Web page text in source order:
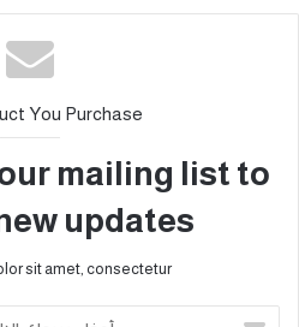
You Purchase
mailing list to
updates!
sit amet, consectetur.